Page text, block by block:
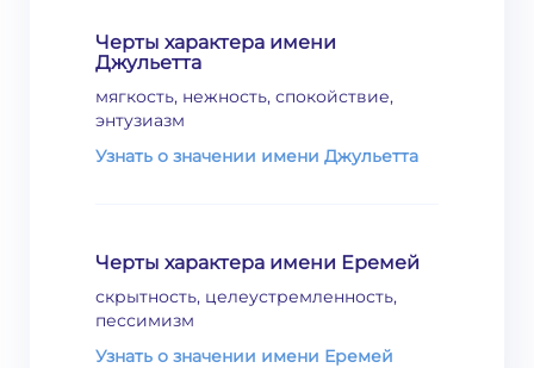
Черты характера имени
Джульетта
мягкость, нежность, спокойствие,
энтузиазм
Узнать о значении имени Джульетта
Черты характера имени Еремей
скрытность, целеустремленность,
пессимизм
Узнать о значении имени Еремей